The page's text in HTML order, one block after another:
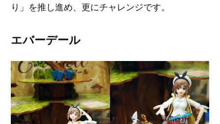
り」を推し進め、更にチャレンジです。
エバーデール